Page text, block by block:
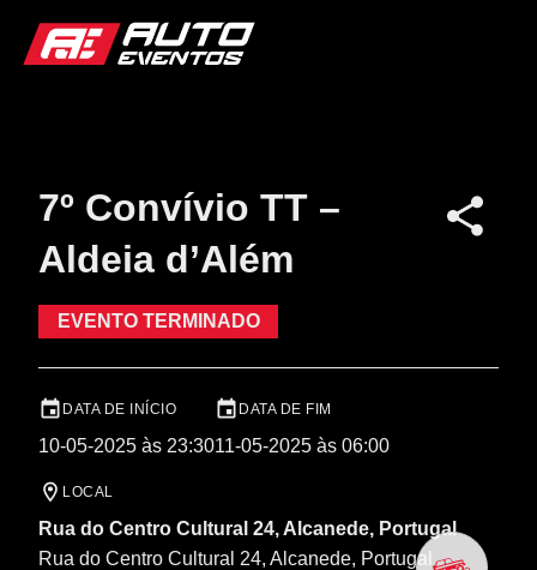
7º Convívio TT –
Aldeia d’Além
EVENTO TERMINADO
DATA DE INÍCIO
10-05-2025 às 23:30
DATA DE FIM
11-05-2025 às 06:00
LOCAL
Rua do Centro Cultural 24, Alcanede, Portugal
Rua do Centro Cultural 24, Alcanede, Portugal